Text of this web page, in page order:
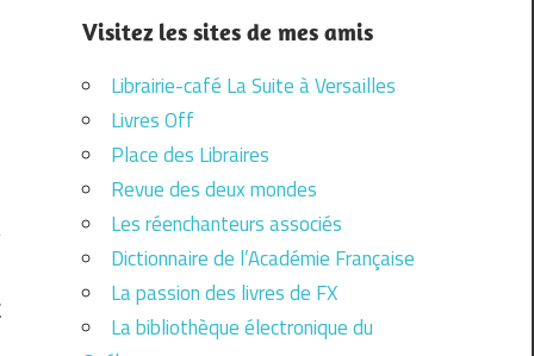
Visitez les sites de mes amis
Librairie-café La Suite à Versailles
Livres Off
Place des Libraires
Revue des deux mondes
Les réenchanteurs associés
Dictionnaire de l’Académie Française
La passion des livres de FX
La bibliothèque électronique du